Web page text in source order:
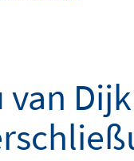
van Dijk